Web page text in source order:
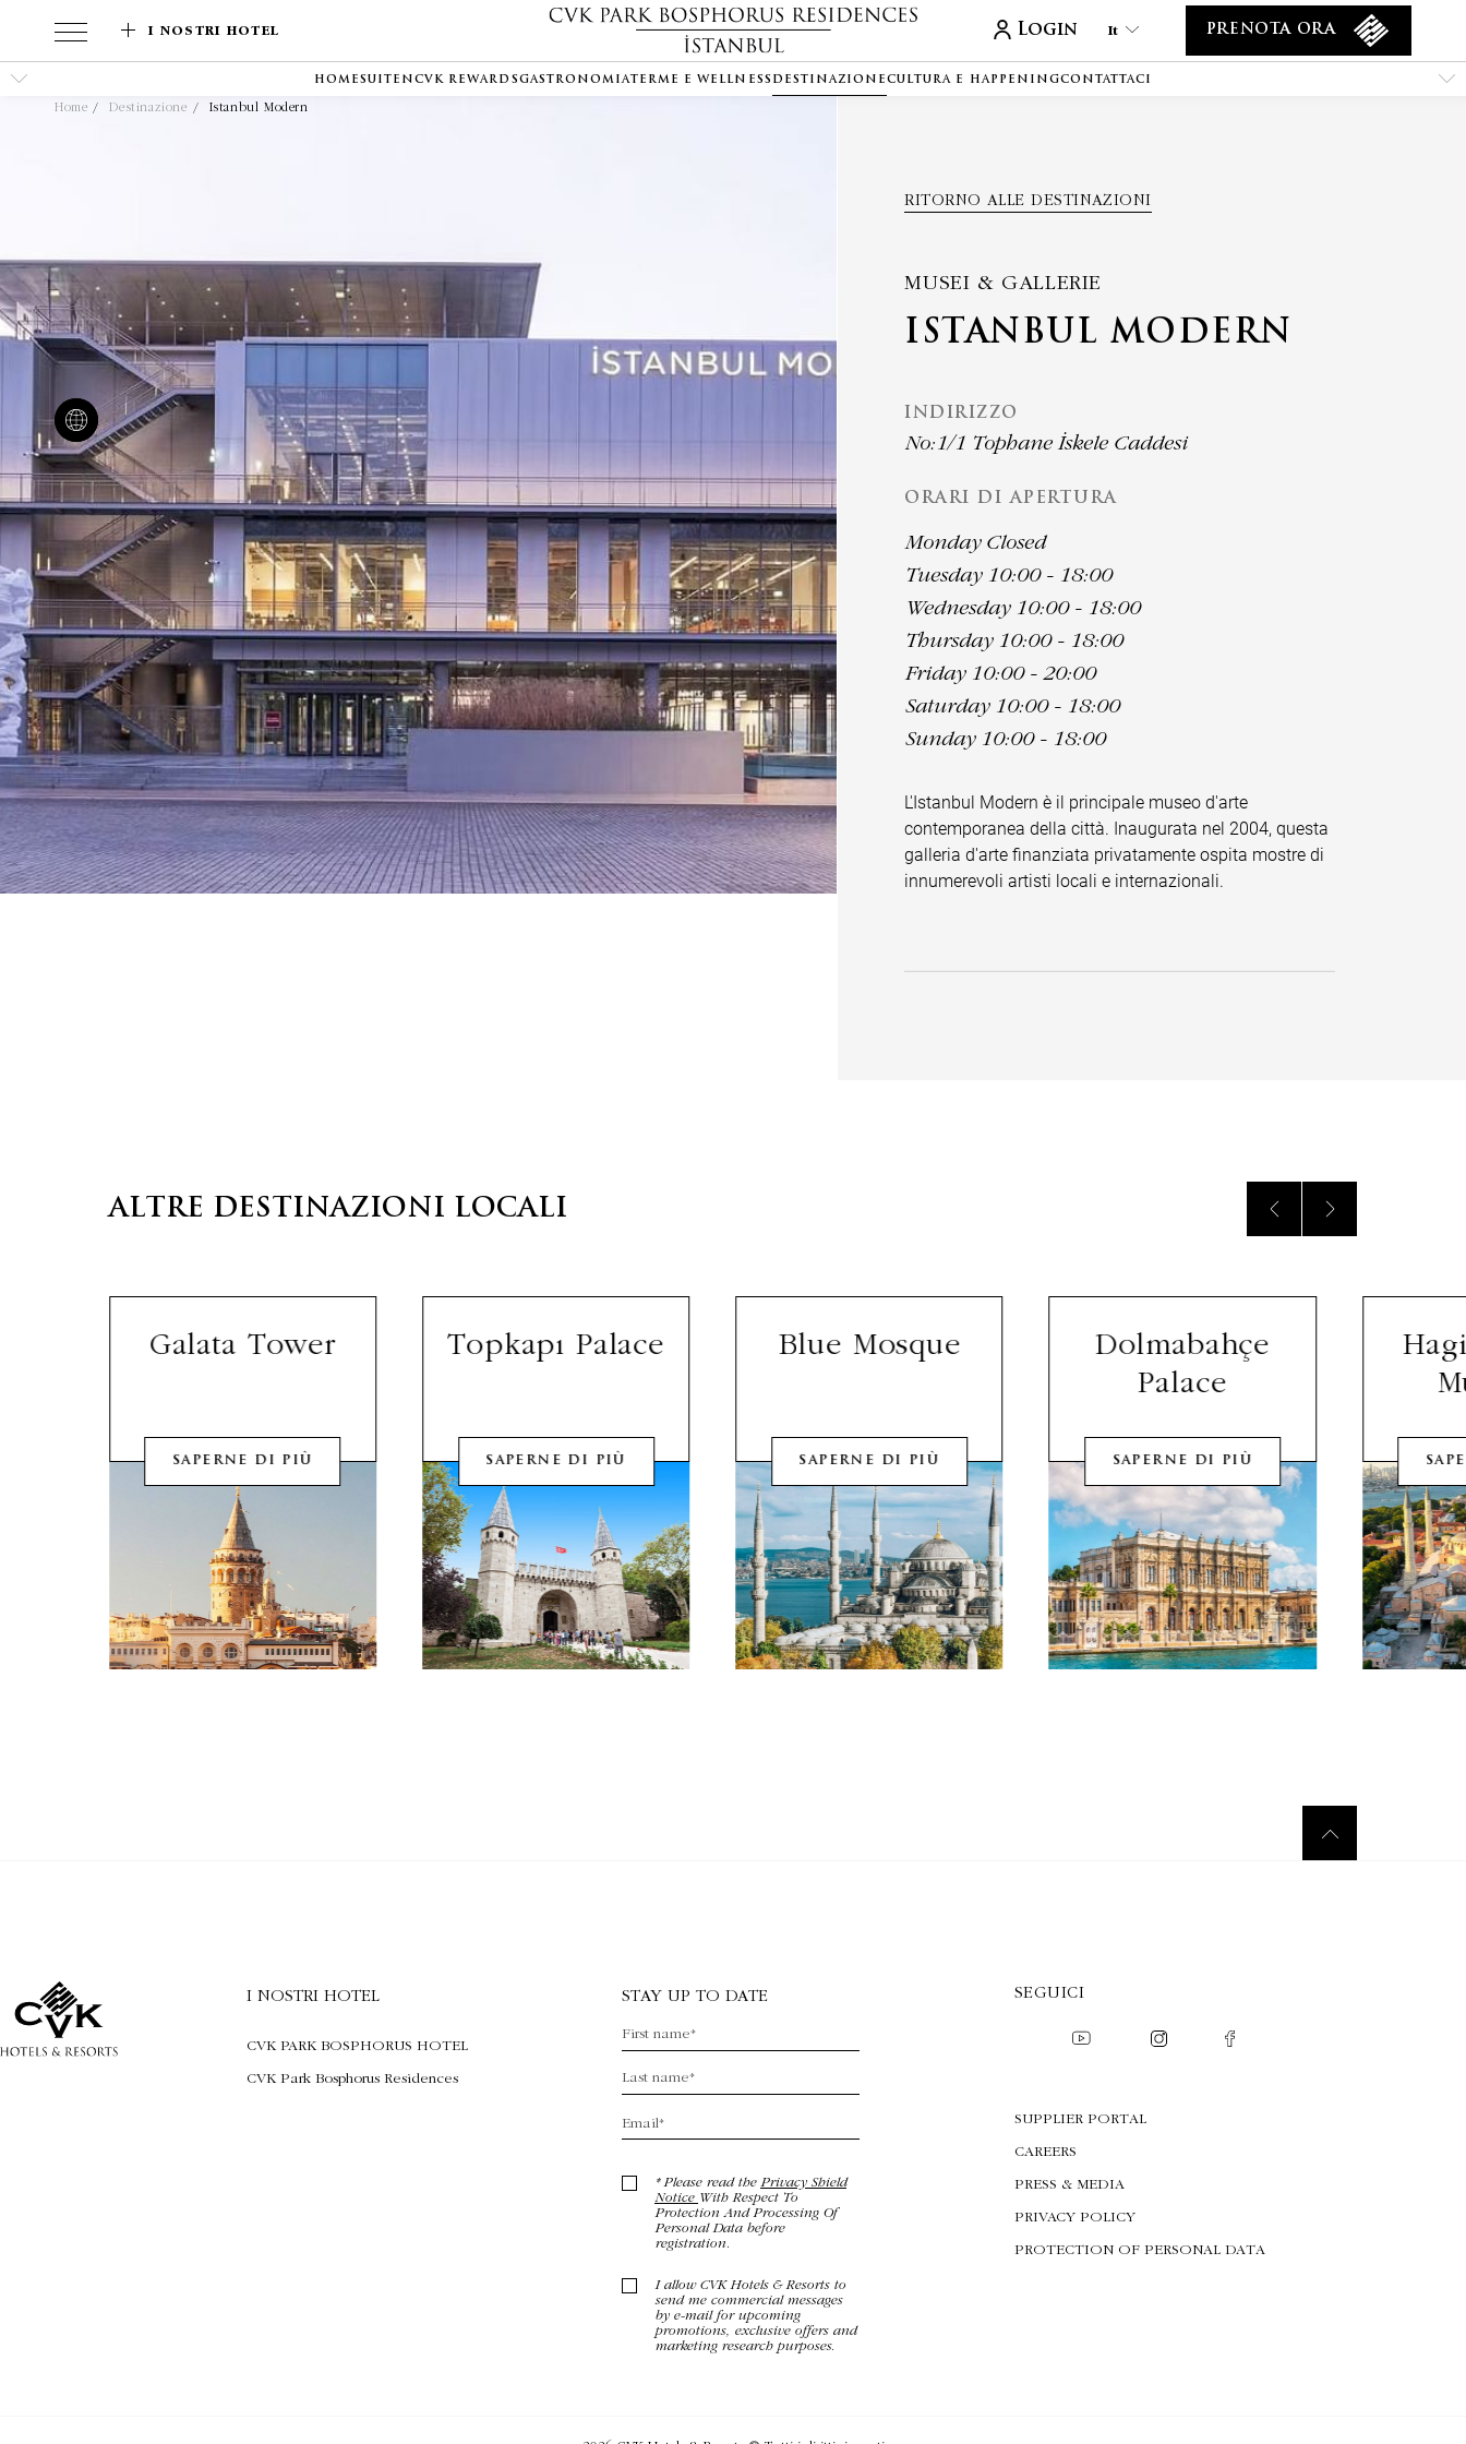
It
He
Login PRENOTA ORA
I NOSTRI HOTEL
HOMESUITENCVK REWARDSGASTRONOMIATERME E WELLNESS DESTINAZIONECULTURA E HAPPENINGCONTATTACI
Home Destinazione Istanbul Modern
RITORNO ALLE DESTINAZIONI
MUSEI & GALLERIE
ISTANBUL MODERN
INDIRIZZO
No:1/1 Tophane İskele Caddesi
ORARI DI APERTURA
Monday Closed
Tuesday 10:00 - 18:00
Wednesday 10:00 - 18:00
Thursday 10:00 - 18:00
Friday 10:00 - 20:00
Saturday 10:00 - 18:00
Sunday 10:00 - 18:00
L'Istanbul Modern è il principale museo d'arte
contemporanea della città. Inaugurata nel 2004, questa
galleria d'arte finanziata privatamente ospita mostre di
innumerevoli artisti locali e internazionali.
ALTRE DESTINAZIONI LOCALI
SAPERNE DI PIÙ
Galata Tower
SAPERNE DI PIÙ
Topkapı Palace
SAPERNE DI PIÙ
Blue Mosque
SAPERNE DI PIÙ
Dolmabahçe
Palace
SEGUICI
SUPPLIER PORTAL
CAREERS
PRESS & MEDIA
PRIVACY POLICY
PROTECTION OF PERSONAL DATA
I NOSTRI HOTEL
CVK PARK BOSPHORUS HOTEL
CVK Park Bosphorus Residences